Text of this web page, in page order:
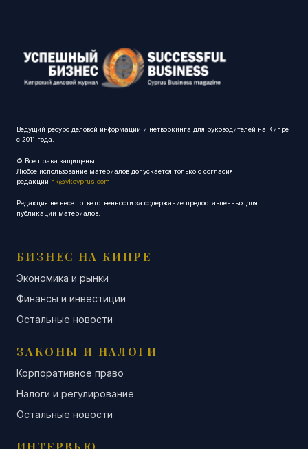
Ведущий ресурс деловой информации и нетворкинга для руководителей на Кипре
с 2011 года.
© Все права защищены.
Любое использование материалов допускается только с согласия
редакции nk@vkcyprus.com
Редакция не несет ответственности за содержание предоставленных для
публикации материалов.
БИЗНЕС НА КИПРЕ
Экономика и рынки
Финансы и инвестиции
Остальные новости
ЗАКОНЫ И НАЛОГИ
Корпоративное право
Налоги и регулирование
Остальные новости